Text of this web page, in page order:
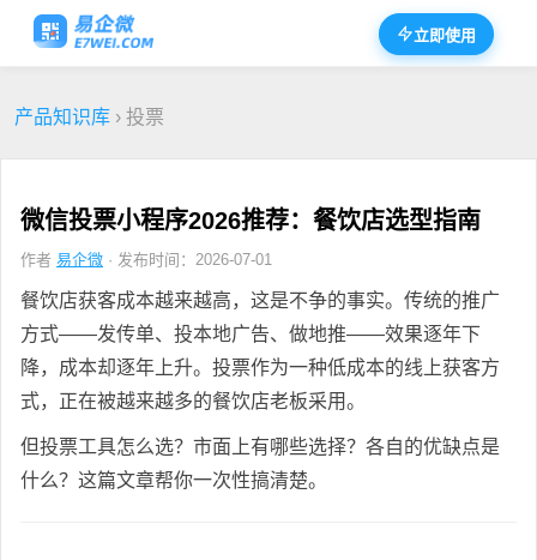
立即使用
产品知识库 › 投票
微信投票小程序2026推荐：餐饮店选型指南
作者 易企微 · 发布时间：2026-07-01
餐饮店获客成本越来越高，这是不争的事实。传统的推广
方式——发传单、投本地广告、做地推——效果逐年下
降，成本却逐年上升。投票作为一种低成本的线上获客方
式，正在被越来越多的餐饮店老板采用。
但投票工具怎么选？市面上有哪些选择？各自的优缺点是
什么？这篇文章帮你一次性搞清楚。